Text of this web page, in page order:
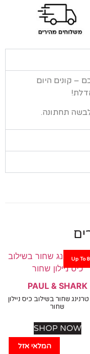
היום
המלאי אזל
PAUL &
שחור בשילוב כיס ניילון
SHOP